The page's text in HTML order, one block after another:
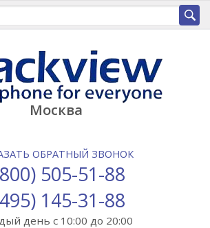
Москва
ОБРАТНЫЙ ЗВОНОК
505-51-88
145-31-88
день с 10:00 до 20:00